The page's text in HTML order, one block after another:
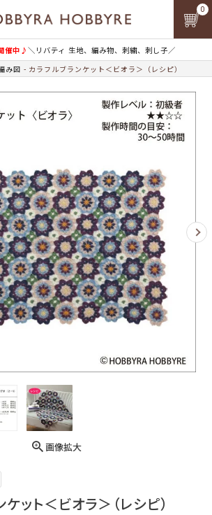
催中♪＼リバティ 生地、編み物、刺繍、刺し子／
0
み図 カラフルブランケット＜ビオラ＞（レシピ）
画像拡大
ット＜ビオラ＞（レシピ）